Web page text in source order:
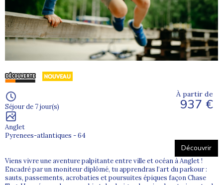
Séjour de 7 jour(s)
Anglet
Pyrenees-atlantiques - 64
À partir de
937 €
Découvrir
Viens vivre une aventure palpitante entre ville et océan à Anglet !
Encadré par un moniteur diplômé, tu apprendras l’art du parkour :
sauts, passements, acrobaties et poursuites épiques façon Chase